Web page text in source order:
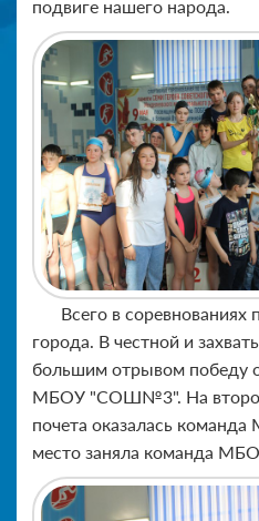
подвиге нашего народа.
Всего в соревнованиях
города. В честной и
большим отрывом победу
МБОУ "СОШ№3". На второй
почета оказалась
место заняла команда